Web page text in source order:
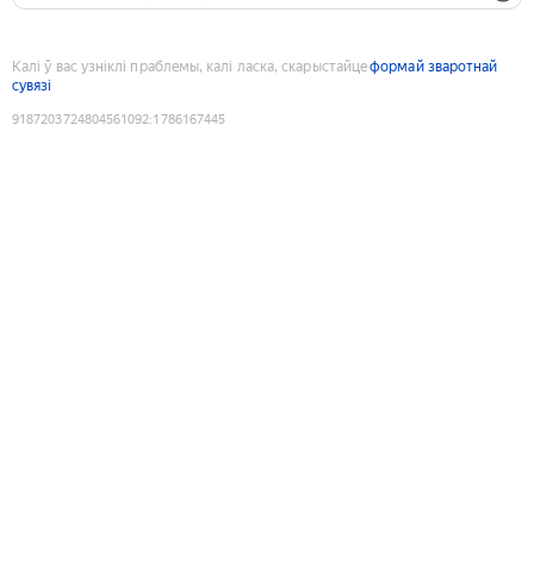
Калі ў вас узніклі праблемы, калі ласка, скарыстайцеформай зваротнай
сувязі
9187203724804561092:1786167445